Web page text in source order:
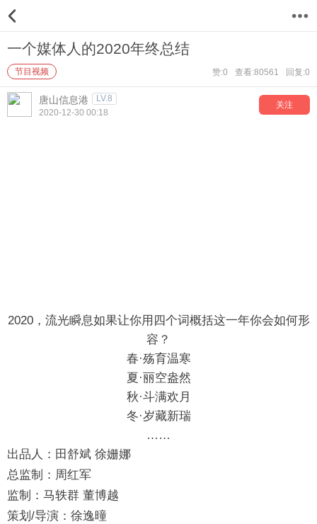
一个媒体人的2020年终总结
节目视频 赞:0 查看:80561 回复:0
唐山信息港 LV.8
关注
2020-12-30 00:18
2020，流光瞬息如果让你用四个词概括这一年你会如何形
容？
春·殇育温寒
夏·丽空盎然
秋·斗满欢月
冬·岁藏新瑞
……
出品人：田舒斌 徐姗娜
总监制：周红军
监制：马轶群 董博越
策划/导演：徐逸曈